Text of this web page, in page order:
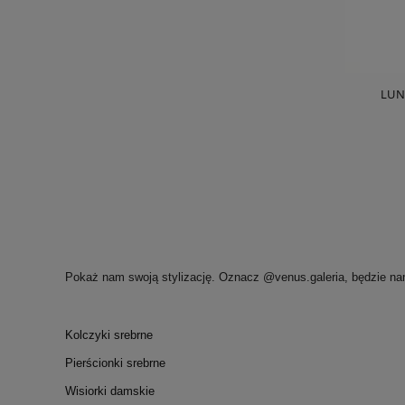
Pokaż nam swoją stylizację. Oznacz @venus.galeria, będzie
Kolczyki srebrne
Pierścionki srebrne
Wisiorki damskie